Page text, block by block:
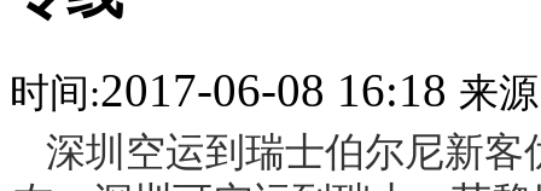
时间:2017-06-08 16:18 来
深圳空运到瑞士伯尔尼新客